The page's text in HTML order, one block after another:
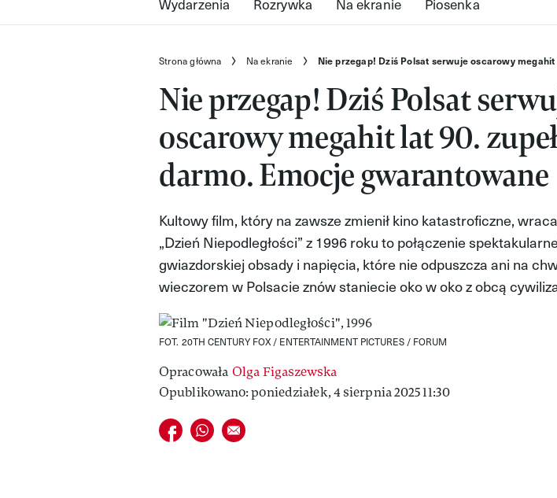
Strona główna Na ekranie Nie przegap! Dziś Polsat serwuje oscarowy
Nie przegap! Dziś Polsat
oscarowy megahit lat 90.
darmo. Emocje gwarantowane
Kultowy film, który na zawsze zmienił kino katastroficzne,
„Dzień Niepodległości” z 1996 roku to połączenie
gwiazdorskiej obsady i napięcia, które nie odpuszcza ani na
wieczorem w Polsacie znów staniecie oko w oko z obcą
FOT. 20TH CENTURY FOX / ENTERTAINMENT PICTURES / FORUM
Opracowała Olga Figaszewska
Opublikowano: poniedziałek, 4 sierpnia 2025 11:30
Udostępnij na facebook
Udostępnij na whatsapp
E-mail do przyjaciela